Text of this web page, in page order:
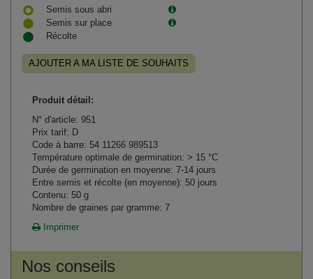
Semis sous abri
Semis sur place
Récolte
AJOUTER A MA LISTE DE SOUHAITS
Produit détail:
N° d'article: 951
Prix tarif: D
Code à barre: 54 11266 989513
Température optimale de germination: > 15 °C
Durée de germination en moyenne: 7-14 jours
Entre semis et récolte (en moyenne): 50 jours
Contenu: 50 g
Nombre de graines par gramme: 7
Imprimer
Nos conseils